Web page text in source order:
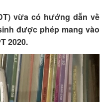
vừa có hướng dẫn về
được phép mang vào
2020.